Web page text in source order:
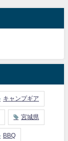
キャンプギア
宮城県
BBQ